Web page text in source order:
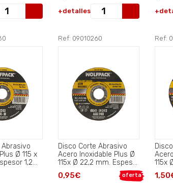
+detalles
Abrasivo
Ø 115 x
1,2
Ref: 09010260
Disco Corte Abrasivo
Acero Inoxidable Plus Ø
115x Ø 22,2 mm. Espesor
1,0 mm..
oferta
0,95€
Ref:
115x
1,6